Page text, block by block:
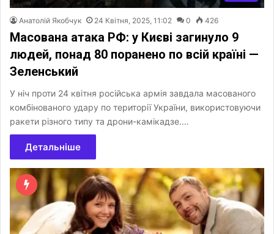
Анатолій Якобчук 24 Квітня, 2025, 11:02 0 426
Масована атака РФ: у Києві загинуло 9
людей, понад 80 поранено по всій країні —
Зеленський
У ніч проти 24 квітня російська армія завдала масованого
комбінованого удару по території України, використовуючи
ракети різного типу та дрони-камікадзе.…
Детальніше